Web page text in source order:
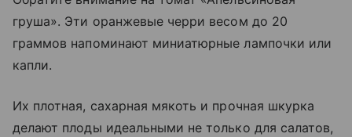
груша». Эти оранжевые черри весом до 20
граммов напоминают миниатюрные лампочки или
капли.
Их плотная, сахарная мякоть и прочная шкурка
делают плоды идеальными не только для салатов,